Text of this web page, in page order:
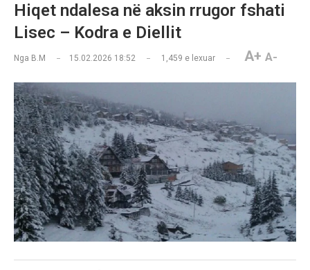
Hiqet ndalesa në aksin rrugor fshati
Lisec – Kodra e Diellit
Nga B.M 15.02.2026 18:52 1,459 e lexuar A+ A-